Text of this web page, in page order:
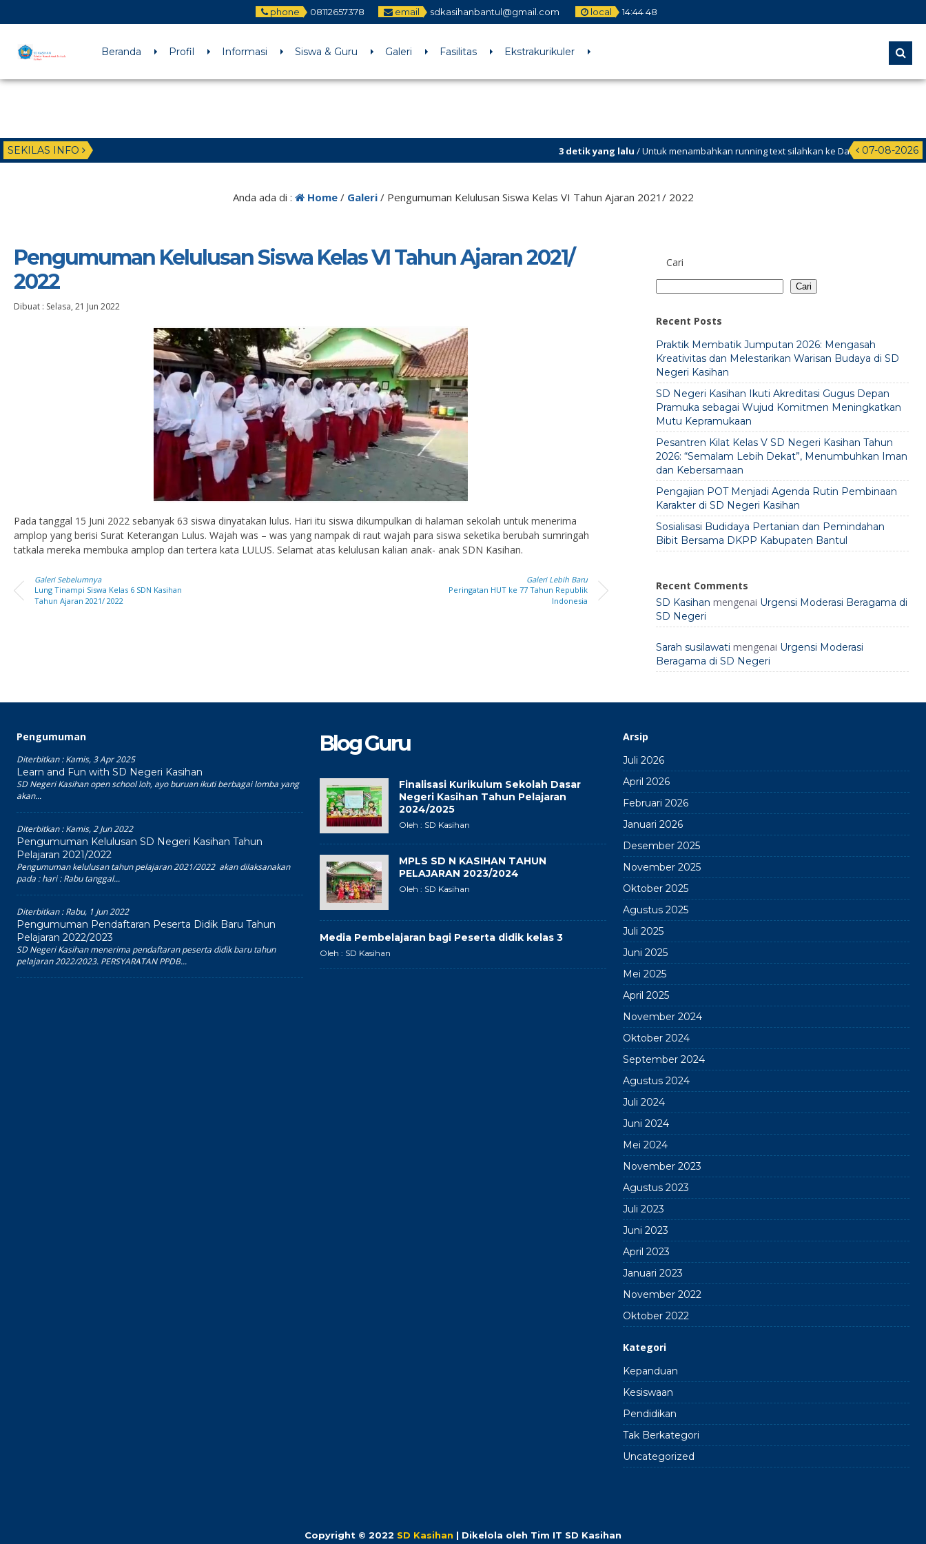
phone 08112657378 email sdkasihanbantul@gmail.com local 14:4449
Beranda Profil Informasi Siswa & Guru Galeri Fasilitas Ekstrakurikuler
SEKILAS INFO 07-08-2026
3 detik yang lalu/ Untuk menambahkan running text silahkan ke Dashboard > Sekilas Info
Anda ada di : Home/ Galeri/ Pengumuman Kelulusan Siswa Kelas VI Tahun Ajaran 2021/ 2022
Pengumuman Kelulusan Siswa Kelas VI Tahun Ajaran 2021/
2022
Dibuat : Selasa, 21 Jun 2022
Pada tanggal 15 Juni 2022 sebanyak 63 siswa dinyatakan lulus. Hari itu siswa dikumpulkan di halaman sekolah untuk menerima
amplop yang berisi Surat Keterangan Lulus. Wajah was – was yang nampak di raut wajah para siswa seketika berubah sumringah
tatkala mereka membuka amplop dan tertera kata LULUS. Selamat atas kelulusan kalian anak- anak SDN Kasihan.
Galeri Sebelumnya
Lung Tinampi Siswa Kelas 6 SDN Kasihan
Tahun Ajaran 2021/ 2022
Galeri Lebih Baru
Peringatan HUT ke 77 Tahun Republik
Indonesia
Cari
Cari
Recent Posts
Praktik Membatik Jumputan 2026: Mengasah
Kreativitas dan Melestarikan Warisan Budaya di SD
Negeri Kasihan
SD Negeri Kasihan Ikuti Akreditasi Gugus Depan
Pramuka sebagai Wujud Komitmen Meningkatkan
Mutu Kepramukaan
Pesantren Kilat Kelas V SD Negeri Kasihan Tahun
2026: “Semalam Lebih Dekat”, Menumbuhkan Iman
dan Kebersamaan
Pengajian POT Menjadi Agenda Rutin Pembinaan
Karakter di SD Negeri Kasihan
Sosialisasi Budidaya Pertanian dan Pemindahan
Bibit Bersama DKPP Kabupaten Bantul
Recent Comments
SD Kasihan mengenai Urgensi Moderasi Beragama di
SD Negeri
Sarah susilawati mengenai Urgensi Moderasi
Beragama di SD Negeri
Pengumuman
Diterbitkan :Kamis, 3 Apr 2025
Learn and Fun with SD Negeri Kasihan
SD Negeri Kasihan open school loh, ayo buruan ikuti berbagai lomba yang
akan...
Diterbitkan :Kamis, 2 Jun 2022
Pengumuman Kelulusan SD Negeri Kasihan Tahun
Pelajaran 2021/2022
Pengumuman kelulusan tahun pelajaran 2021/2022 akan dilaksanakan
pada : hari : Rabu tanggal...
Diterbitkan :Rabu, 1 Jun 2022
Pengumuman Pendaftaran Peserta Didik Baru Tahun
Pelajaran 2022/2023
SD Negeri Kasihan menerima pendaftaran peserta didik baru tahun
pelajaran 2022/2023. PERSYARATAN PPDB...
Blog Guru
Finalisasi Kurikulum Sekolah Dasar
Negeri Kasihan Tahun Pelajaran
2024/2025
Oleh : SD Kasihan
MPLS SD N KASIHAN TAHUN
PELAJARAN 2023/2024
Oleh : SD Kasihan
Media Pembelajaran bagi Peserta didik kelas 3
Oleh : SD Kasihan
Arsip
Juli 2026
April 2026
Februari 2026
Januari 2026
Desember 2025
November 2025
Oktober 2025
Agustus 2025
Juli 2025
Juni 2025
Mei 2025
April 2025
November 2024
Oktober 2024
September 2024
Agustus 2024
Juli 2024
Juni 2024
Mei 2024
November 2023
Agustus 2023
Juli 2023
Juni 2023
April 2023
Januari 2023
November 2022
Oktober 2022
Kategori
Kepanduan
Kesiswaan
Pendidikan
Tak Berkategori
Uncategorized
Copyright © 2022 SD Kasihan | Dikelola oleh Tim IT SD Kasihan